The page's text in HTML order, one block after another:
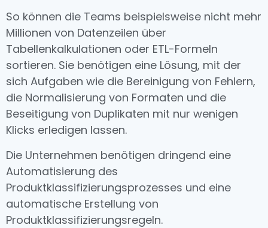
So können die Teams beispielsweise nicht mehr
Millionen von Datenzeilen über
Tabellenkalkulationen oder ETL-Formeln
sortieren. Sie benötigen eine Lösung, mit der
sich Aufgaben wie die Bereinigung von Fehlern,
die Normalisierung von Formaten und die
Beseitigung von Duplikaten mit nur wenigen
Klicks erledigen lassen.
Die Unternehmen benötigen dringend eine
Automatisierung des
Produktklassifizierungsprozesses und eine
automatische Erstellung von
Produktklassifizierungsregeln.